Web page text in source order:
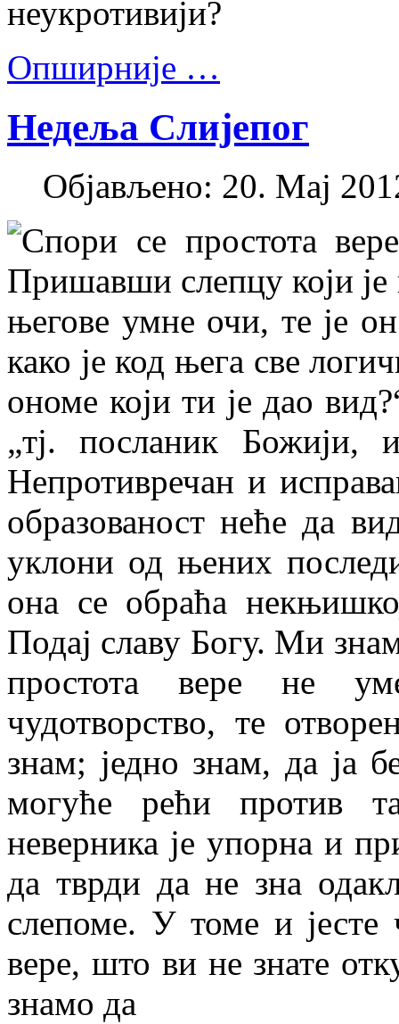
неукротивији?
Опширније …
Недеља Слијепог
Објављено: 20. Мај
Спори се простота
Пришавши слепцу који је
његове умне очи, те је он
како је код њега све
ономе који ти је дао
„тј. посланик Божији,
Непротивречан и
образованост неће да
уклони од њених
она се обраћа
Подај славу Богу. Ми
простота вере не
чудотворство, те
знам; једно знам, да ја
могуће рећи против
неверника је упорна и
да тврди да не зна
слепоме. У томе и јесте
вере, што ви не знате
знамо да